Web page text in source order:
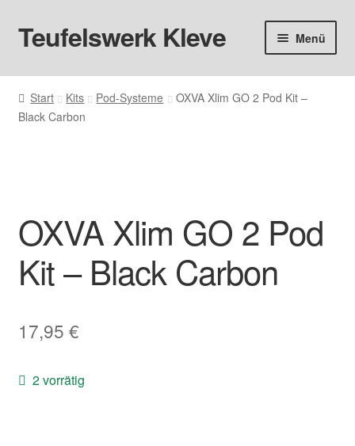
Zur
Navigation
Zum
Inhalt
Teufelswerk Kleve Menü
Startseite
Hardware
Big Puff
Aromen
Basen & Nikotin
Start Kits Pod-Systeme
OXVA Xlim GO 2 Pod Kit –
Black Carbon
OXVA Xlim GO 2 Pod
Kit – Black Carbon
17,95 €
2 vorrätig